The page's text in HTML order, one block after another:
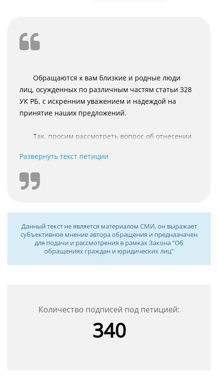
Обращаются к вам близкие и родные люди
лиц, осужденных по различным частям статьи 328
УК РБ, с искренним уважением и надеждой на
принятие наших предложений.
Так, просим рассмотреть вопрос об отнесении
(часть 1-я – менее тяжкое к не представляющей
большой общественной опасности; 2-я часть –
тяжкое преступление к менее тяжкому; 3-я часть –
порогов наказания в виде лишения свободы.
Свои предложения, с учетом обстоятельств,
которые легли в основу обвинительного
Ввиду того, что ч. 1 ст. 328 УК РБ влечет
причинение вреда самому потребителю, который
Развернуть текст петиции
Данный текст не является материалом СМИ, он выражает
субъективное мнение автора обращения и предназначен
для подачи и рассмотрения в рамках Закона "Об
обращениях граждан и юридических лиц"
Количество подписей под петицией:
340